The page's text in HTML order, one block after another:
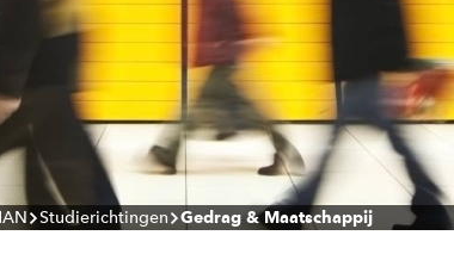
Studierichtingen Gedrag & Maatschappij